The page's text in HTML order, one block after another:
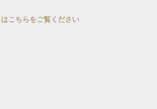
こちらをご覧ください